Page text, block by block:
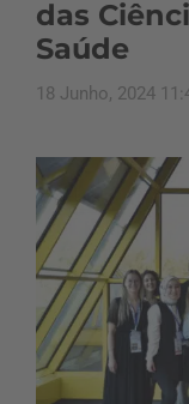
das
Saúde
18 Junho, 2024